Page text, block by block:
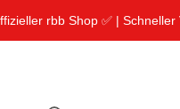
rbb Shop ✅ | Schneller